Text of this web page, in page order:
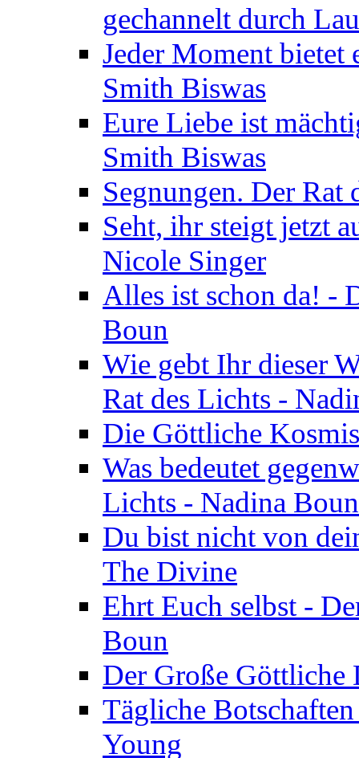
gechannelt durch
Jeder Moment bietet
Smith Biswas
Eure Liebe ist
Smith Biswas
Segnungen. Der
Seht, ihr steigt jetzt
Nicole Singer
Alles ist schon da! -
Boun
Wie gebt Ihr dieser
Rat des Lichts -
Die Göttliche
Was bedeutet
Lichts - Nadina Boun
Du bist nicht von
The Divine
Ehrt Euch selbst -
Boun
Der Große
Tägliche
Young